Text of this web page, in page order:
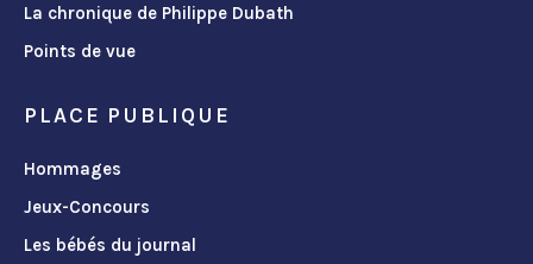
La chronique de Philippe Dubath
Points de vue
PLACE PUBLIQUE
Hommages
Jeux-Concours
Les bébés du journal